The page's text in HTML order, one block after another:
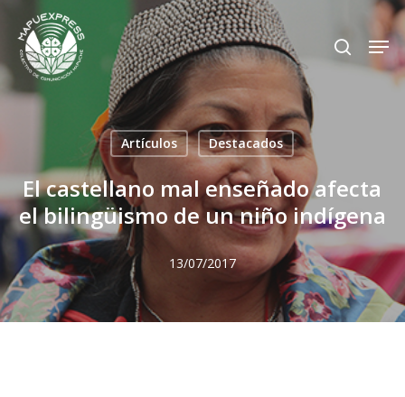
Skip
main
content
search
Artículos Destacados
El castellano mal enseñado afecta
el bilingüismo de un niño indígena
13/07/2017
Close
Menu